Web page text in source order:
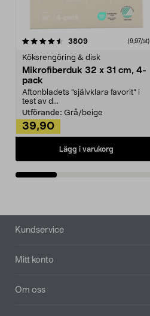
3809recensioner (9,97/st)
Köksrengöring & disk
Mikrofiberduk 32 x 31 cm, 4-
pack
Aftonbladets "självklara favorit” i
test av d...
Utförande: Grå/beige
39,90
Lägg i varukorg
4.0av 5 stjärnor
Sidfot
Kundservice
Mitt konto
Om oss